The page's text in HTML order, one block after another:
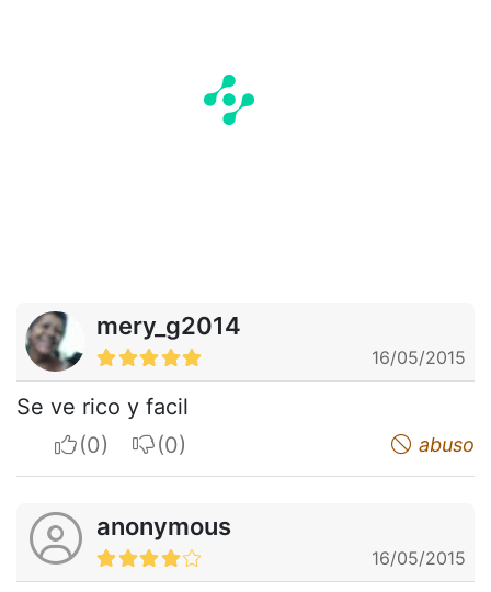
mery_g2014
16/05/2015
Se ve rico y facil
I apreciateI do not appreciate abuso
anonymous
16/05/2015